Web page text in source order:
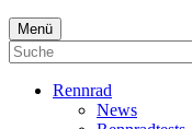
Menü
Rennrad
News